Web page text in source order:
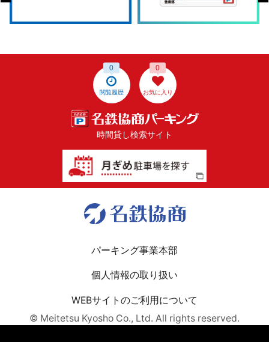
閲覧履歴
0
お気に入り
0
時間貸し検索サイト
パーキング事業本部
個人情報の取り扱い
WEBサイトのご利用について
© Meitetsu Kyosho Co., Ltd. All rights reserved.